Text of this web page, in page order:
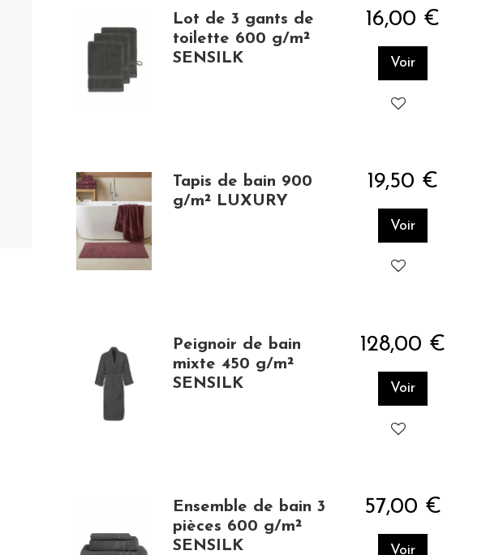
Lot de 3 gants de
toilette 600 g/m²
SENSILK
16,00 €
Voir
Tapis de bain 900
g/m² LUXURY
19,50 €
Voir
Peignoir de bain
mixte 450 g/m²
SENSILK
128,00 €
Voir
Ensemble de bain 3
pièces 600 g/m²
SENSILK
57,00 €
Voir